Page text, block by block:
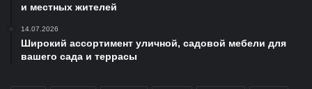
и местных жителей
14.07.2026
Широкий ассортимент уличной, садовой мебели для
вашего сада и террасы